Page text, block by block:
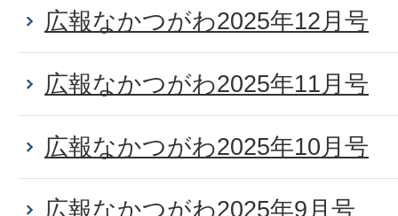
広報なかつがわ2025年12月号
広報なかつがわ2025年11月号
広報なかつがわ2025年10月号
広報なかつがわ2025年9月号